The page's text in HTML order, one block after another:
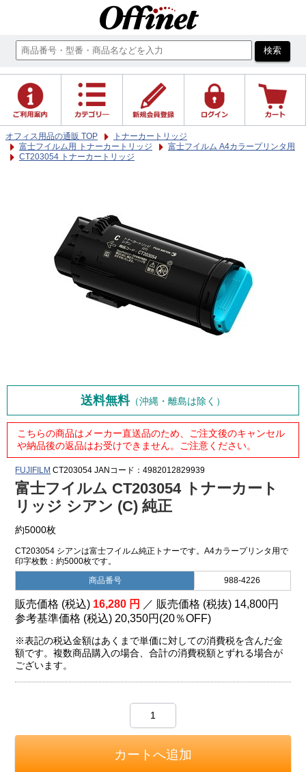
オフィス用品の通販 TOP
トナーカートリッジ
富士フイルム用 トナーカートリッジ
富士フイルム A4カラープリンタ用
CT203054 トナーカートリッジ
送料無料（沖縄・離島は除く）
こちらの商品はメーカー直送品のため、ご注文後のキャンセル
や納品後の返品はお受けできません。ご注意ください。
FUJIFILM CT203054 JANコード：4982012829939
富士フイルム CT203054 トナーカート
リッジ シアン (C) 純正
約5000枚
CT203054 シアンは富士フイルム純正トナーです。A4カラープリンタ用で
印字枚数：約5000枚です。
商品番号 988-4226
販売価格 (税込) 16,280 円 ／ 販売価格 (税抜) 14,800円
参考基準価格 (税込) 20,350円 (20％OFF)
※表記の税込金額はあくまで単価に対しての消費税を含んだ金
額です。複数商品購入の場合、合計の消費税額とずれる場合が
ございます。